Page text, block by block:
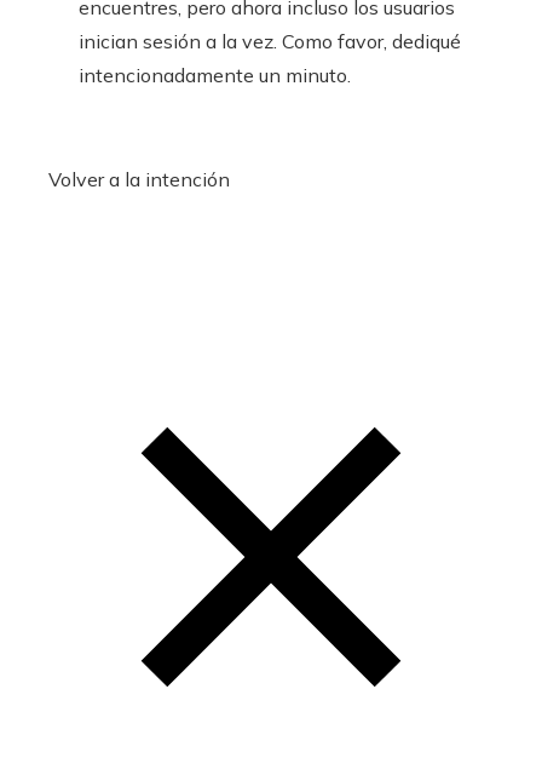
encuentres, pero ahora incluso los usuarios
inician sesión a la vez. Como favor, dediqué
intencionadamente un minuto.
Volver a la intención